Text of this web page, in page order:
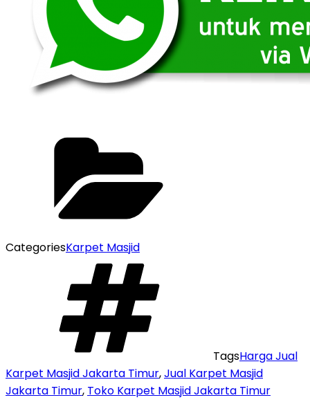
CategoriesKarpet Masjid
TagsHarga Jual
Karpet Masjid Jakarta Timur,Jual Karpet Masjid
Jakarta Timur, Toko Karpet Masjid Jakarta Timur